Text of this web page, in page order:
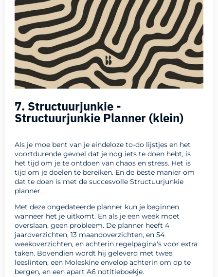
7. Structuurjunkie -
Structuurjunkie Planner (klein)
Als je moe bent van je eindeloze to-do lijstjes en het
voortdurende gevoel dat je nog iets te doen hebt, is
het tijd om je te ontdoen van chaos en stress. Het is
tijd om je doelen te bereiken. En de beste manier om
dat te doen is met de succesvolle Structuurjunkie
planner.
Met deze ongedateerde planner kun je beginnen
wanneer het je uitkomt. En als je een week moet
overslaan, geen probleem. De planner heeft 4
jaaroverzichten, 13 maandoverzichten, en 54
weekoverzichten, en achterin regelpagina's voor extra
taken. Bovendien wordt hij geleverd met twee
leeslinten, een Moleskine envelop achterin om op te
bergen, en een apart A6 notitieboekje.